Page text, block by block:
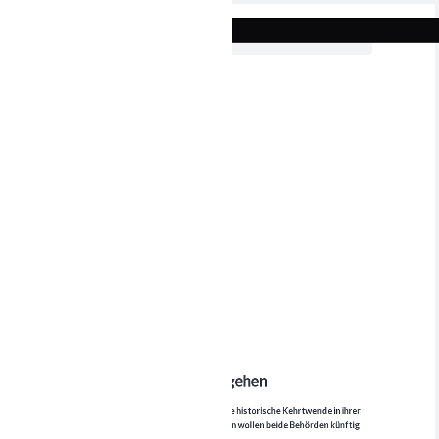
versprechen koordiniertes Vorgehen
Futures Trading Commission (CFTC) haben eine historische Kehrtwende in ihrer
der Konkurrenz und überschneidenden Zuständigkeiten wollen beide Behörden künftig